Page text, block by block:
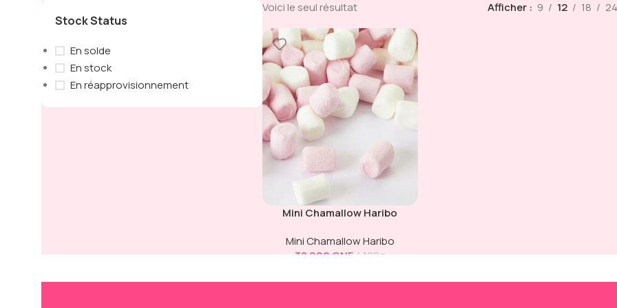
Stock Status
En solde
En stock
En réapprovisionnement
Voici le seul résultat Afficher 9 12 18
Mini Chamallow Haribo
Mini Chamallow Haribo
38 000 GNF 100g